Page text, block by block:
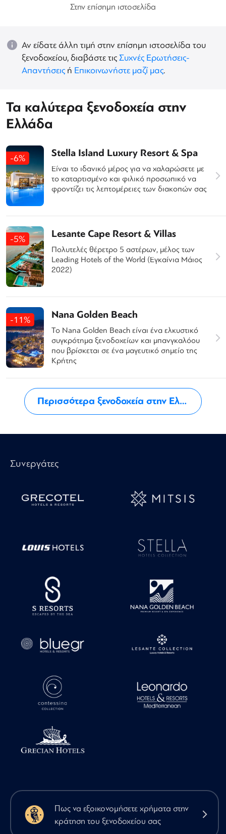
Στην επίσημη ιστοσελίδα
Αν είδατε άλλη τιμή στην επίσημη ιστοσελίδα του
ξενοδοχείου, διαβάστε τιςΣυχνές Ερωτήσεις-
Απαντήσεις ή Επικοινωνήστε μαζί μας.
Τα καλύτερα ξενοδοχεία στην
Ελλάδα
-6% Stella Island Luxury Resort & Spa
Είναι το ιδανικό μέρος για να χαλαρώσετε με
το καταρτισμένο και φιλικό προσωπικό να
φροντίζει τις λεπτομέρειες των διακοπών σας
-5% Lesante Cape Resort & Villas
Πολυτελές θέρετρο 5 αστέρων, μέλος των
Leading Hotels of the World (Εγκαίνια Μάιος
2022)
-11% Nana Golden Beach
Το Nana Golden Beach είναι ένα ελκυστικό
συγκρότημα ξενοδοχείων και μπανγκαλόου
που βρίσκεται σε ένα μαγευτικό σημείο της
Κρήτης
Περισσότερα ξενοδοχεία στην Ελλάδα
Συνεργάτες
Πως να εξοικονομήσετε χρήματα στην
κράτηση του ξενοδοχείου σας